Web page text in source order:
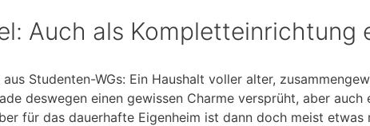
Auch als Kompletteinrichtung
Studenten-WGs: Ein Haushalt voller alter,
deswegen einen gewissen Charme versprüht, aber
für das dauerhafte Eigenheim ist dann doch meist etwas